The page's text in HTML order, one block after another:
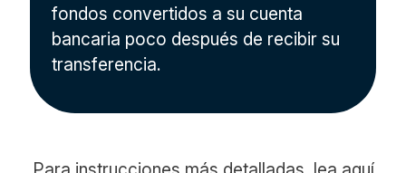
fondos convertidos a su cuenta
bancaria poco después de recibir su
transferencia.